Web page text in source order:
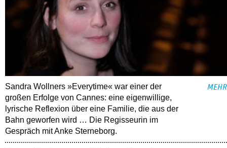
Sandra Wollners »Everytime« war einer der
großen Erfolge von Cannes: eine eigenwillige,
lyrische Reflexion über eine ­Familie, die aus der
Bahn geworfen wird … Die Regisseurin im
Gespräch mit Anke Sterneborg.
MEHR